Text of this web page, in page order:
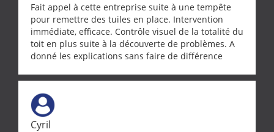
Fait appel à cette entreprise suite à une tempête
pour remettre des tuiles en place. Intervention
immédiate, efficace. Contrôle visuel de la totalité du
toit en plus suite à la découverte de problèmes. A
donné les explications sans faire de différence
Cyril